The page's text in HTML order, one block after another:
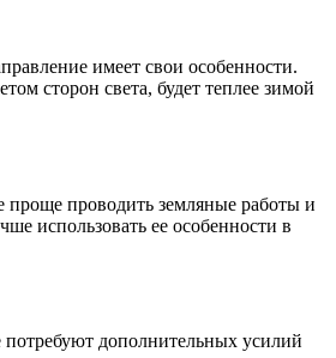
имеет свои особенности.
сторон света, будет теплее зимой
проще проводить земляные работы и
использовать ее особенности в
потребуют дополнительных усилий